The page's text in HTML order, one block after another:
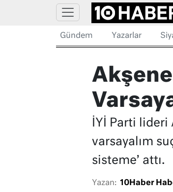
Gündem Yazarlar
İYİ Parti lideri
varsayalım
sisteme’ attı.
Yazan: 10Haber